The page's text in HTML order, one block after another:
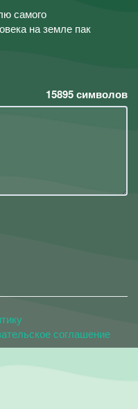
самого
на земле пак
15895символов
соглашение